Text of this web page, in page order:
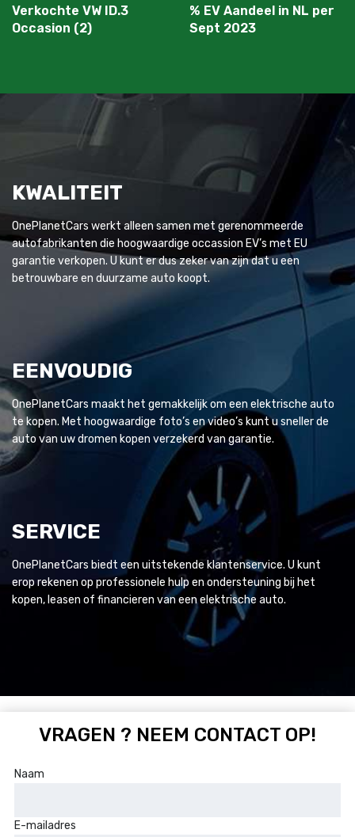
Verkochte VW ID.3
Occasion (2)
% EV Aandeel in NL per
Sept 2023
KWALITEIT
OnePlanetCars werkt alleen samen met gerenommeerde
autofabrikanten die hoogwaardige occassion EV’s met EU
garantie verkopen. U kunt er dus zeker van zijn dat u een
betrouwbare en duurzame auto koopt.
EENVOUDIG
OnePlanetCars maakt het gemakkelijk om een elektrische auto
te kopen. Met hoogwaardige foto’s en video’s kunt u sneller de
auto van uw dromen kopen verzekerd van garantie.
SERVICE
OnePlanetCars biedt een uitstekende klantenservice. U kunt
erop rekenen op professionele hulp en ondersteuning bij het
kopen, leasen of financieren van een elektrische auto.
VRAGEN ? NEEM CONTACT OP!
Naam
E-mailadres